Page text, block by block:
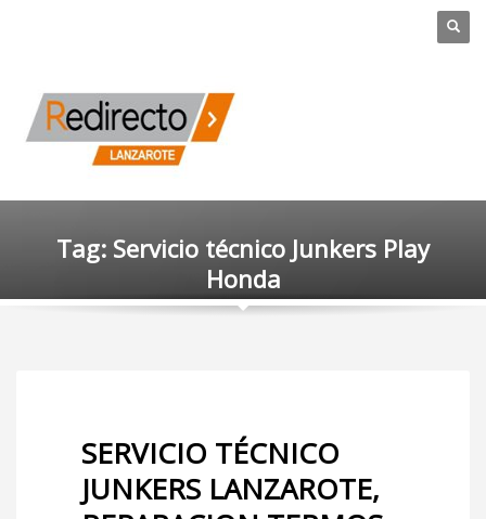
Tag: Servicio técnico Junkers Play
Honda
SERVICIO TÉCNICO
JUNKERS LANZAROTE,